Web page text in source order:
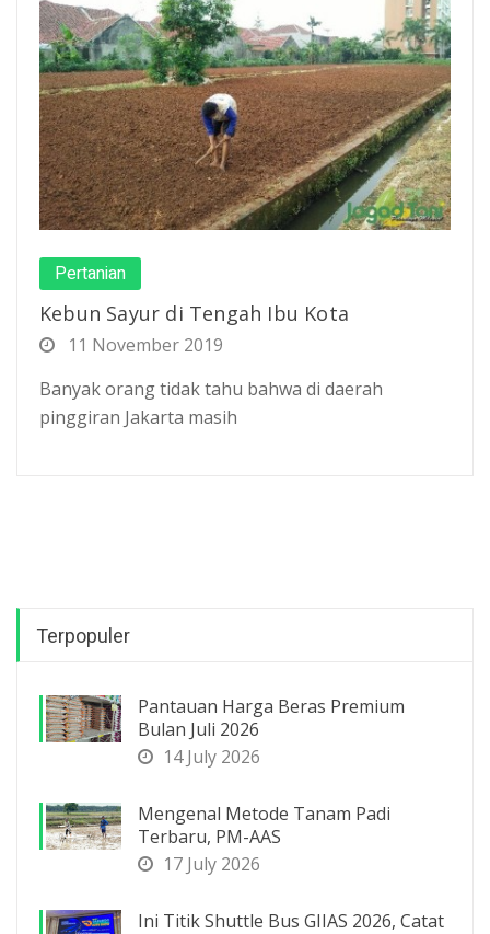
Pertanian
Kebun Sayur di Tengah Ibu Kota
11 November 2019
Banyak orang tidak tahu bahwa di daerah
pinggiran Jakarta masih
Terpopuler
Pantauan Harga Beras Premium
Bulan Juli 2026
14 July 2026
Mengenal Metode Tanam Padi
Terbaru, PM-AAS
17 July 2026
Ini Titik Shuttle Bus GIIAS 2026, Catat